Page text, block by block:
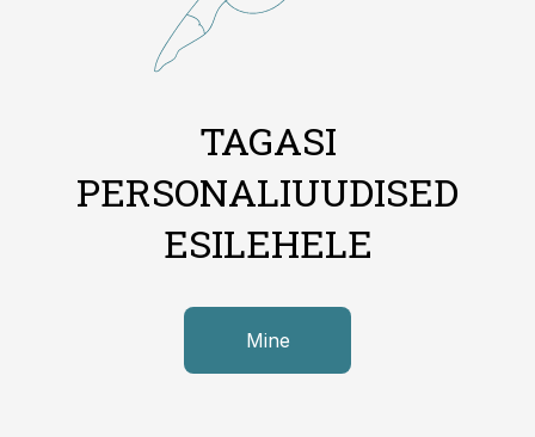
TAGASI
PERSONALIUUDISED
ESILEHELE
Mine